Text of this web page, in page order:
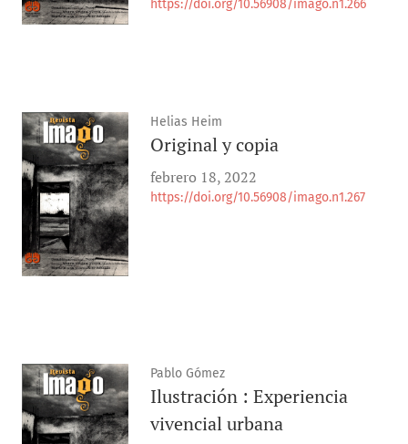
https://doi.org/10.56908/imago.n1.266
Helias Heim
Original y copia
febrero 18, 2022
https://doi.org/10.56908/imago.n1.267
Pablo Gómez
Ilustración : Experiencia
vivencial urbana